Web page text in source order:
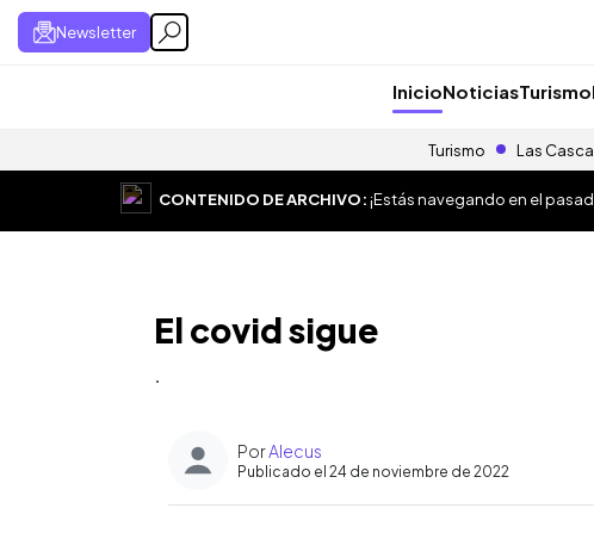
Newsletter
InicioNoticiasTurismo
Turismo Las
CONTENIDO DE ARCHIVO:¡Estás navegando en el
El covid sigue
.
PorAlecus
Publicado el 24 de noviembre de 2022